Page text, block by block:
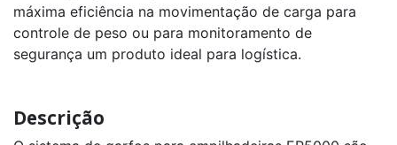
máxima eficiência na movimentação de carga para
controle de peso ou para monitoramento de
segurança um produto ideal para logística.
Descrição